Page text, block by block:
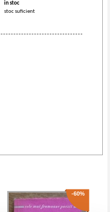
in stoc
stoc suficient
-60%